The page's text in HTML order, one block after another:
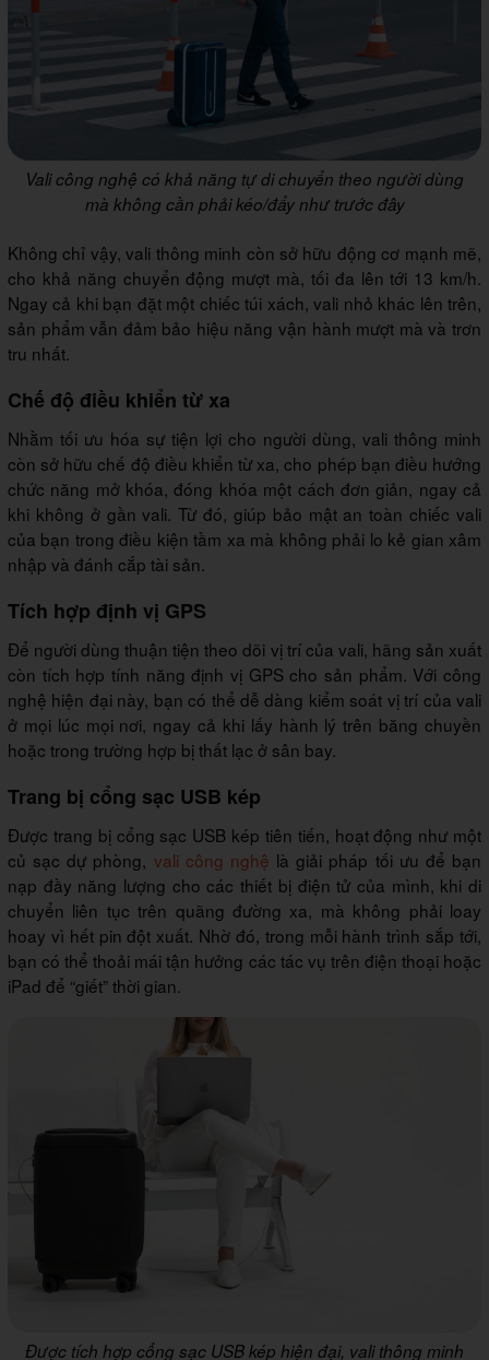
Vali công nghệ có khả năng tự di chuyển theo người dùng
mà không cần phải kéo/đẩy như trước đây
Không chỉ vậy, vali thông minh còn sở hữu động cơ mạnh mẽ,
cho khả năng chuyển động mượt mà, tối đa lên tới 13 km/h.
Ngay cả khi bạn đặt một chiếc túi xách, vali nhỏ khác lên trên,
sản phẩm vẫn đảm bảo hiệu năng vận hành mượt mà và trơn
tru nhất.
Chế độ điều khiển từ xa
Nhằm tối ưu hóa sự tiện lợi cho người dùng, vali thông minh
còn sở hữu chế độ điều khiển từ xa, cho phép bạn điều hướng
chức năng mở khóa, đóng khóa một cách đơn giản, ngay cả
khi không ở gần vali. Từ đó, giúp bảo mật an toàn chiếc vali
của bạn trong điều kiện tầm xa mà không phải lo kẻ gian xâm
nhập và đánh cắp tài sản.
Tích hợp định vị GPS
Để người dùng thuận tiện theo dõi vị trí của vali, hãng sản xuất
còn tích hợp tính năng định vị GPS cho sản phẩm. Với công
nghệ hiện đại này, bạn có thể dễ dàng kiểm soát vị trí của vali
ở mọi lúc mọi nơi, ngay cả khi lấy hành lý trên băng chuyền
hoặc trong trường hợp bị thất lạc ở sân bay.
Trang bị cổng sạc USB kép
Được trang bị cổng sạc USB kép tiên tiến, hoạt động như một
củ sạc dự phòng, vali công nghệ là giải pháp tối ưu để bạn
nạp đầy năng lượng cho các thiết bị điện tử của mình, khi di
chuyển liên tục trên quãng đường xa, mà không phải loay
hoay vì hết pin đột xuất. Nhờ đó, trong mỗi hành trình sắp tới,
bạn có thể thoải mái tận hưởng các tác vụ trên điện thoại hoặc
iPad để “giết” thời gian.
Được tích hợp cổng sạc USB kép hiện đại, vali thông minh